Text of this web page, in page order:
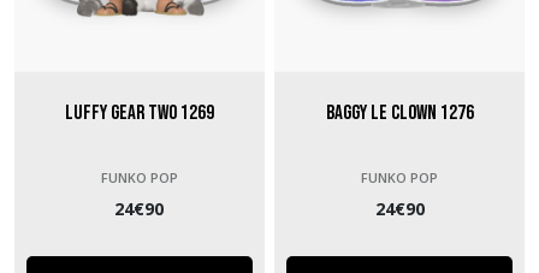
Luffy Gear Two 1269
FUNKO POP
24€90
Baggy le Clown 1276
FUNKO POP
24€90